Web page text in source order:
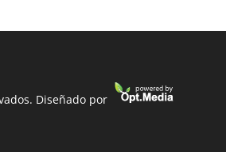
Diseñado por